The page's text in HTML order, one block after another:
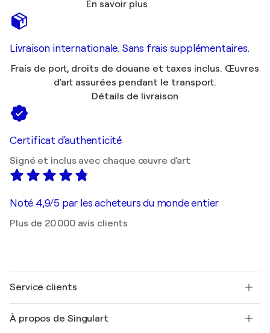
En savoir plus
Livraison internationale. Sans frais supplémentaires.
Frais de port, droits de douane et taxes inclus. Œuvres
d'art assurées pendant le transport.
Détails de livraison
Certificat d'authenticité
Signé et inclus avec chaque œuvre d'art
Noté 4,9/5 par les acheteurs du monde entier
Plus de 20 000 avis clients
Service clients
Expédition
À propos de Singulart